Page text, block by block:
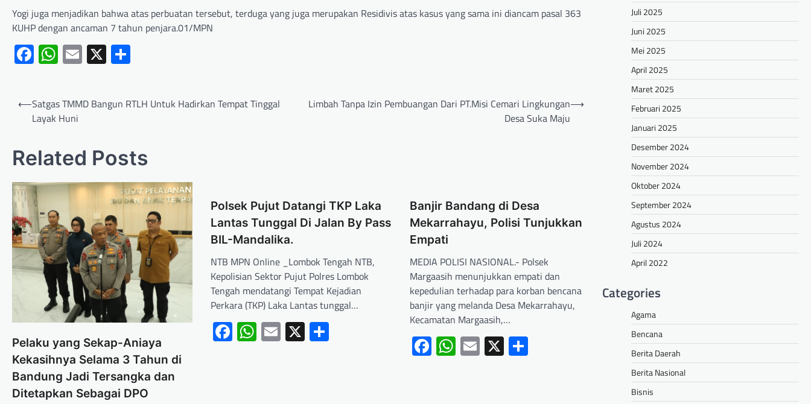
Yogi juga menjadikan bahwa atas perbuatan tersebut, terduga yang juga merupakan Residivis atas kasus yang sama ini diancam pasal 363
KUHP dengan ancaman 7 tahun penjara.01/MPN
Facebook
WhatsApp
Email
X
⟵Satgas TMMD Bangun RTLH Untuk Hadirkan Tempat Tinggal
Layak Huni
Limbah Tanpa Izin Pembuangan Dari PT.Misi Cemari Lingkungan
Desa Suka Maju
⟶
Related Posts
Pelaku yang Sekap-Aniaya
Kekasihnya Selama 3 Tahun di
Bandung Jadi Tersangka dan
Ditetapkan Sebagai DPO
Polsek Pujut Datangi TKP Laka
Lantas Tunggal Di Jalan By Pass
BIL-Mandalika.
NTB MPN Online _Lombok Tengah NTB,
Kepolisian Sektor Pujut Polres Lombok
Tengah mendatangi Tempat Kejadian
Perkara (TKP) Laka Lantas tunggal…
Facebook
WhatsApp
Email
X
Banjir Bandang di Desa
Mekarrahayu, Polisi Tunjukkan
Empati
MEDIA POLISI NASIONAL.- Polsek
Margaasih menunjukkan empati dan
kepedulian terhadap para korban bencana
banjir yang melanda Desa Mekarrahayu,
Kecamatan Margaasih,…
Facebook
WhatsApp
Email
X Share
Juli 2025
Juni 2025
Mei 2025
April 2025
Maret 2025
Februari 2025
Januari 2025
Desember 2024
November 2024
Oktober 2024
September 2024
Agustus 2024
Juli 2024
April 2022
Categories
Agama
Bencana
Berita Daerah
Berita Nasional
Bisnis